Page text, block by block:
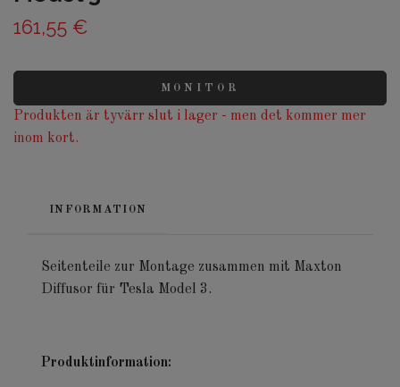
161,55 €
MONITOR
Produkten är tyvärr slut i lager - men det kommer mer
inom kort.
INFORMATION
Seitenteile zur Montage zusammen mit Maxton
Diffusor für Tesla Model 3.
Produktinformation: